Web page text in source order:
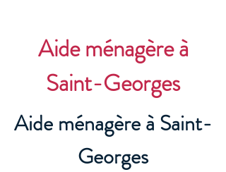
Aide ménagère à
Saint-Georges
Aide ménagère à Saint-
Georges